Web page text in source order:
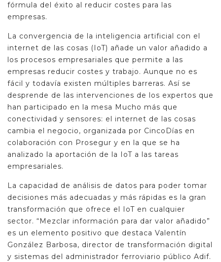
fórmula del éxito al reducir costes para las
empresas.
La convergencia de la inteligencia artificial con el
internet de las cosas (IoT) añade un valor añadido a
los procesos empresariales que permite a las
empresas reducir costes y trabajo. Aunque no es
fácil y todavía existen múltiples barreras. Así se
desprende de las intervenciones de los expertos que
han participado en la mesa Mucho más que
conectividad y sensores: el internet de las cosas
cambia el negocio, organizada por CincoDías en
colaboración con Prosegur y en la que se ha
analizado la aportación de la IoT a las tareas
empresariales.
La capacidad de análisis de datos para poder tomar
decisiones más adecuadas y más rápidas es la gran
transformación que ofrece el IoT en cualquier
sector. “Mezclar información para dar valor añadido”
es un elemento positivo que destaca Valentín
González Barbosa, director de transformación digital
y sistemas del administrador ferroviario público Adif.